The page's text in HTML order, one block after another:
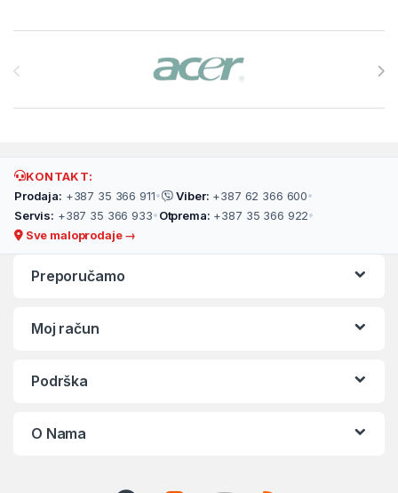
KONTAKT:
Prodaja: +387 35 366 911• Viber: +387 62 366 600•
Servis: +387 35 366 933• Otprema: +387 35 366 922•
Sve maloprodaje →
Preporučamo
Moj račun
Podrška
O Nama